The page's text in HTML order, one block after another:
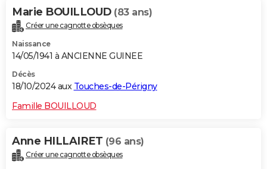
Marie BOUILLOUD (83 ans)
Créer une cagnotte obsèques
Naissance
14/05/1941 à ANCIENNE GUINEE
Décès
18/10/2024 aux Touches-de-Périgny
Famille BOUILLOUD
Anne HILLAIRET (96 ans)
Créer une cagnotte obsèques